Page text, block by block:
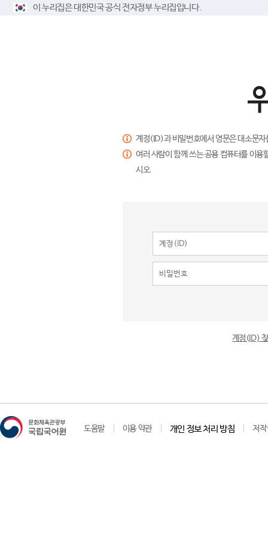
이 누리집은 대한민국 공식 전자정부 누리집입니다.
계정(ID)과 비밀번호에서 영문은 대소문
여러 사람이 함께 쓰는 공용 컴퓨터를 이
시오.
계정(ID)
도움말 이용 약관 개인 정보 처리 방침 저